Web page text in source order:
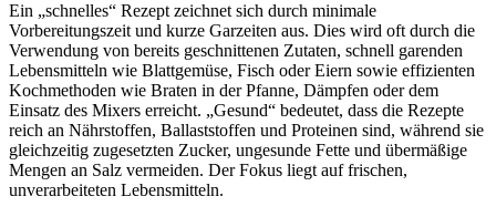
Ein „schnelles“ Rezept zeichnet sich durch minimale
Vorbereitungszeit und kurze Garzeiten aus. Dies wird oft durch die
Verwendung von bereits geschnittenen Zutaten, schnell garenden
Lebensmitteln wie Blattgemüse, Fisch oder Eiern sowie effizienten
Kochmethoden wie Braten in der Pfanne, Dämpfen oder dem
Einsatz des Mixers erreicht. „Gesund“ bedeutet, dass die Rezepte
reich an Nährstoffen, Ballaststoffen und Proteinen sind, während sie
gleichzeitig zugesetzten Zucker, ungesunde Fette und übermäßige
Mengen an Salz vermeiden. Der Fokus liegt auf frischen,
unverarbeiteten Lebensmitteln.